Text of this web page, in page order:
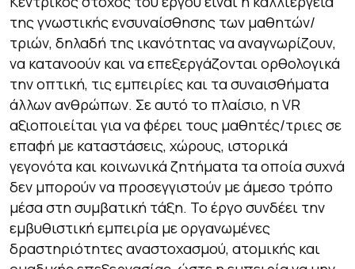
της γνωστικής ενσυναίσθησης των μαθητών/
τριών, δηλαδή της ικανότητας να αναγνωρίζουν,
να κατανοούν και να επεξεργάζονται ορθολογικά
την οπτική, τις εμπειρίες και τα συναισθήματα
άλλων ανθρώπων. Σε αυτό το πλαίσιο, η VR
αξιοποιείται για να φέρει τους μαθητές/τριες σε
επαφή με καταστάσεις, χώρους, ιστορικά
γεγονότα και κοινωνικά ζητήματα τα οποία συχνά
δεν μπορούν να προσεγγιστούν με άμεσο τρόπο
μέσα στη συμβατική τάξη. Το έργο συνδέει την
εμβυθιστική εμπειρία με οργανωμένες
δραστηριότητες αναστοχασμού, ατομικής και